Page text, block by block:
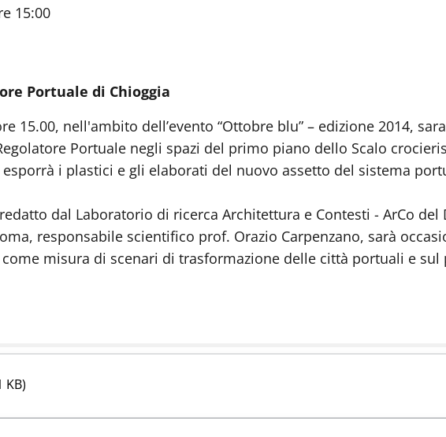
15:00
Portuale di Chioggia
15.00, nell'ambito dell’evento “Ottobre blu” – edizione 2014,
Portuale negli spazi del primo piano dello Scalo
i plastici e gli elaborati del nuovo assetto del sistema
dal Laboratorio di ricerca Architettura e Contesti - ArCo
responsabile scientifico prof. Orazio Carpenzano, sarà
misura di scenari di trasformazione delle città portuali e sul
KB)